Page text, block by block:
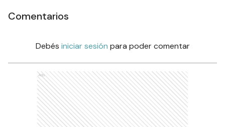
Comentarios
Debés iniciar sesión para poder comentar
Ads